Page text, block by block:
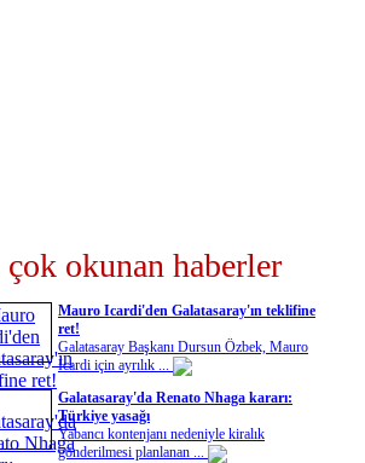
çok okunan haberler
Mauro Icardi'den Galatasaray'ın teklifine
ret!
Galatasaray Başkanı Dursun Özbek, Mauro
Icardi için ayrılık ...
Galatasaray'da Renato Nhaga kararı:
Türkiye yasağı
Yabancı kontenjanı nedeniyle kiralık
gönderilmesi planlanan ...